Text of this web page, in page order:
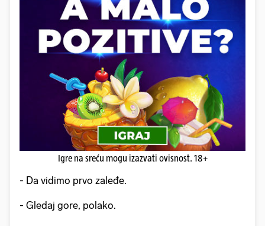
Igre na sreću mogu izazvati ovisnost. 18+
- Da vidimo prvo zaleđe.
- Gledaj gore, polako.